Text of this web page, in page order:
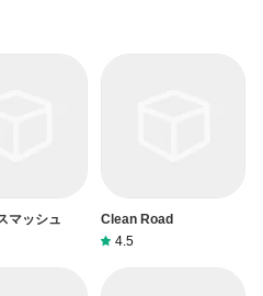
マーサービスにお問い合わせく
マッシュ
Clean Road
4.5